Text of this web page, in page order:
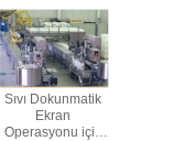
Sıvı Dokunmatik
Ekran
Operasyonu için